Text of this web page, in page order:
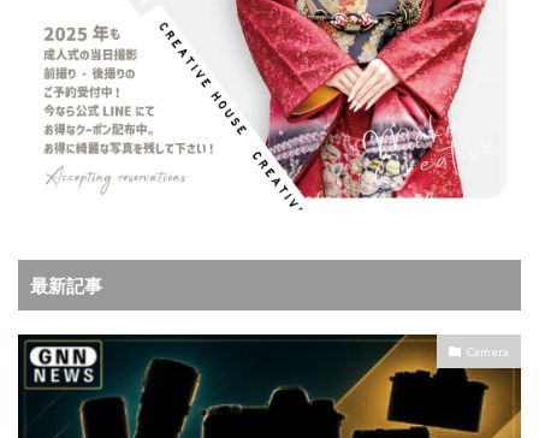
最新記事
Camera